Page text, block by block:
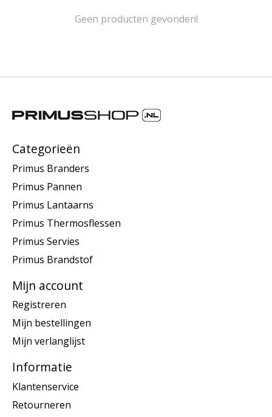
Geen producten gevonden!
Categorieën
Primus Branders
Primus Pannen
Primus Lantaarns
Primus Thermosflessen
Primus Servies
Primus Brandstof
Mijn account
Registreren
Mijn bestellingen
Mijn verlanglijst
Informatie
Klantenservice
Retourneren